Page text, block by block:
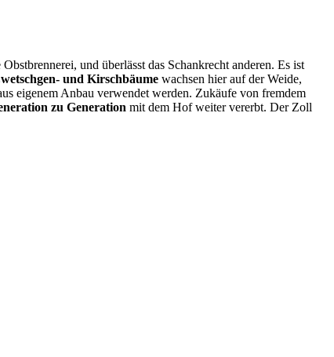
und überlässt das Schankrecht anderen. Es ist
und Kirschbäume wachsen hier auf der Weide,
eigenem Anbau verwendet werden. Zukäufe von fremdem
zu Generation mit dem Hof weiter vererbt. Der Zoll